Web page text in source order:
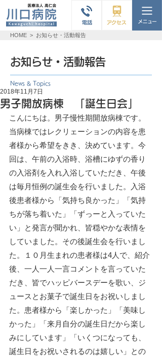
HOME > お知らせ・活動報告
お知らせ・活動報告
News & Topics
男子開放病棟 「誕生日会」
2018年11月7日
こんにちは。男子慢性期開放病棟です。
当病棟ではレクリェーションの内容を患
者様から希望をきき、決めています。今
回は、午前の入浴時、浴槽にゆずの香り
の入浴剤を入れ入浴していただき、午後
は毎月恒例の誕生会を行いました。入浴
後患者様から「気持ち良かった」「気持
ちが落ち着いた」「ずっーと入っていた
い」と発言が聞かれ、皆穏やかな表情を
していました。その後誕生会を行いまし
た。１０月生まれの患者様は4人で、紹介
後、一人一人一言コメントを言っていた
だき、皆でハッピバースデーを歌い、ジ
ュースとお菓子で誕生日をお祝いしまし
た。患者様から「楽しかった」「美味し
かった」「来月自分の誕生日だから楽し
みにしています」「いくつになっても、
誕生日をお祝いされるのは嬉しい」との